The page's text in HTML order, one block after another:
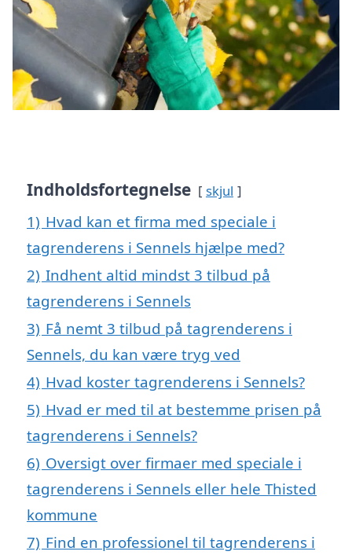
Indholdsfortegnelse skjul
1) Hvad kan et firma med speciale i
tagrenderens i Sennels hjælpe med?
2) Indhent altid mindst 3 tilbud på
tagrenderens i Sennels
3) Få nemt 3 tilbud på tagrenderens i
Sennels, du kan være tryg ved
4) Hvad koster tagrenderens i Sennels?
5) Hvad er med til at bestemme prisen på
tagrenderens i Sennels?
6) Oversigt over firmaer med speciale i
tagrenderens i Sennels eller hele Thisted
kommune
7) Find en professionel til tagrenderens i